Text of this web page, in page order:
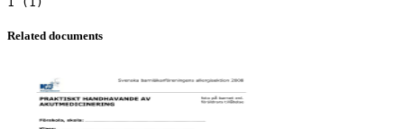
Related documents